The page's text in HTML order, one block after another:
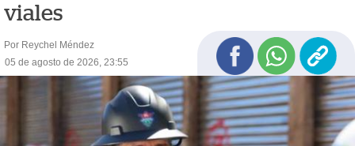
viales
Por Reychel Méndez
05 de agosto de 2026, 23:55